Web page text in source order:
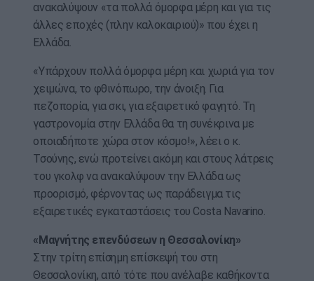
ανακαλύψουν «τα πολλά όμορφα μέρη και για τις
άλλες εποχές (πλην καλοκαιριού)» που έχει η
Ελλάδα.
«Υπάρχουν πολλά όμορφα μέρη και χωριά για τον
χειμώνα, το φθινόπωρο, την άνοιξη. Για
πεζοπορία, για σκι, για εξαιρετικό φαγητό. Τη
γαστρονομία στην Ελλάδα θα τη συνέκρινα με
οποιαδήποτε χώρα στον κόσμο!», λέει ο κ.
Τσούνης, ενώ προτείνει ακόμη και στους λάτρεις
του γκολφ να ανακαλύψουν την Ελλάδα ως
προορισμό, φέρνοντας ως παράδειγμα τις
εξαιρετικές εγκαταστάσεις του Costa Navarino.
«Μαγνήτης επενδύσεων η Θεσσαλονίκη»
Στην τρίτη επίσημη επίσκεψή του στη
Θεσσαλονίκη, από τότε που ανέλαβε καθήκοντα